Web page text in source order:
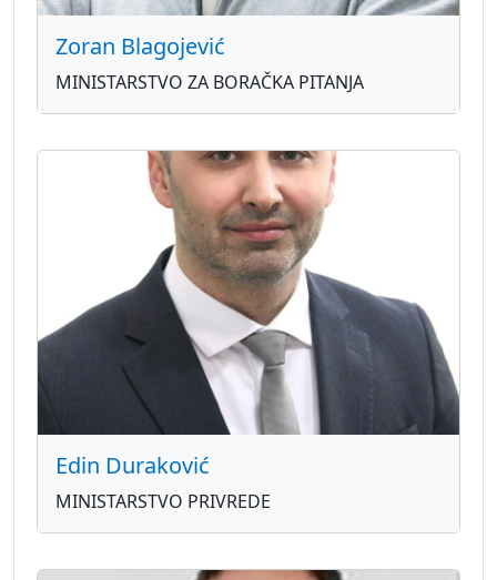
Zoran Blagojević
MINISTARSTVO ZA BORAČKA PITANJA
Edin Duraković
MINISTARSTVO PRIVREDE